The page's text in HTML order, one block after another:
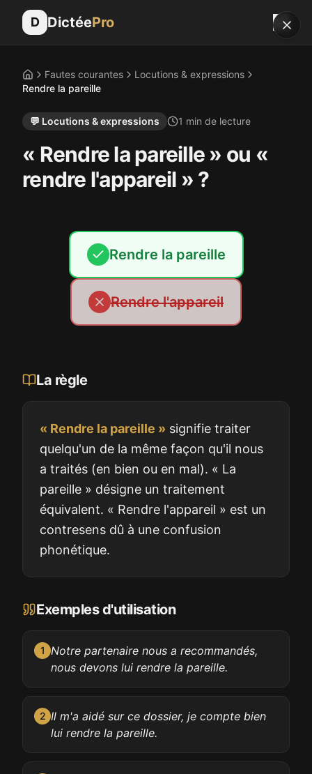
D DictéePro
AccueilFautes courantes
Locutions & expressions
Rendre la pareille
💬 Locutions & expressions 1 min de lecture
« Rendre la pareille » ou «
rendre l'appareil » ?
Rendre la pareille
Rendre l'appareil
La règle
« Rendre la pareille » signifie traiter
quelqu'un de la même façon qu'il nous
a traités (en bien ou en mal). « La
pareille » désigne un traitement
équivalent. « Rendre l'appareil » est un
contresens dû à une confusion
phonétique.
Exemples d'utilisation
1 Notre partenaire nous a recommandés,
nous devons lui rendre la pareille.
2 Il m'a aidé sur ce dossier, je compte bien
lui rendre la pareille.